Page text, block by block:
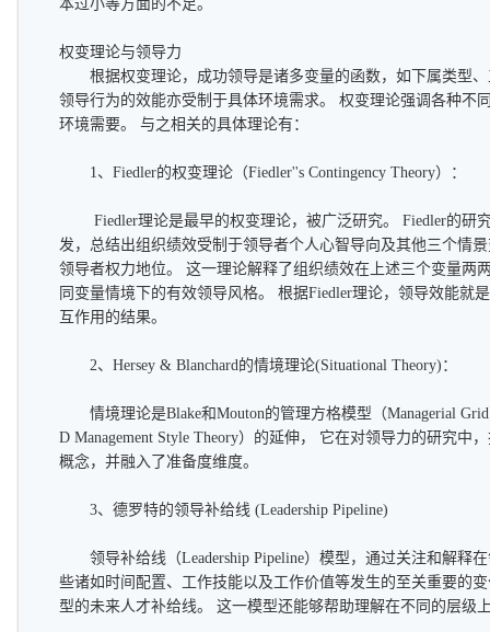
本过小等方面的不足。
权变理论与领导力
根据权变理论，成功领导是诸多变量的函数，如下属类型、
领导行为的效能亦受制于具体环境需求。 权变理论强调各种不
环境需要。 与之相关的具体理论有：
1、Fiedler的权变理论（Fiedler''s Contingency Theory）：
Fiedler理论是最早的权变理论，被广泛研究。 Fiedler的研
发，总结出组织绩效受制于领导者个人心智导向及其他三个情
领导者权力地位。 这一理论解释了组织绩效在上述三个变量两
同变量情境下的有效领导风格。 根据Fiedler理论，领导效能就
互作用的结果。
2、Hersey & Blanchard的情境理论(Situational Theory)：
情境理论是Blake和Mouton的管理方格模型（Managerial Grid
D Management Style Theory）的延伸， 它在对领导力的研究中
概念，并融入了准备度维度。
3、德罗特的领导补给线 (Leadership Pipeline)
领导补给线（Leadership Pipeline）模型，通过关注和解释
些诸如时间配置、工作技能以及工作价值等发生的至关重要的
型的未来人才补给线。 这一模型还能够帮助理解在不同的层级